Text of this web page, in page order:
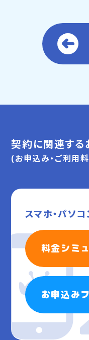
契約に関連す
(お申込み・ご利用
スマホ・パソ
料金シミ
お申込み